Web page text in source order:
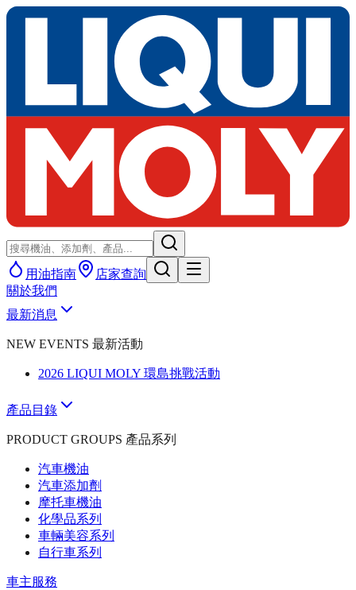
用油指南
店家查詢
關於我們
最新消息
NEW EVENTS 最新活動
2026 LIQUI MOLY 環島挑戰活動
產品目錄
PRODUCT GROUPS 產品系列
汽車機油
汽車添加劑
摩托車機油
化學品系列
車輛美容系列
自行車系列
車主服務